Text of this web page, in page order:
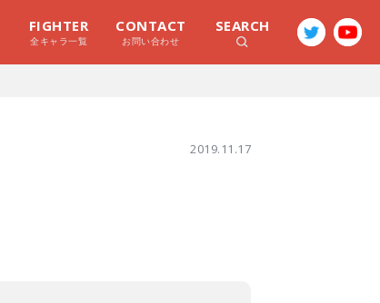
FIGHTER
全キャラ一覧
CONTACT
お問い合わせ
SEARCH
2019.11.17